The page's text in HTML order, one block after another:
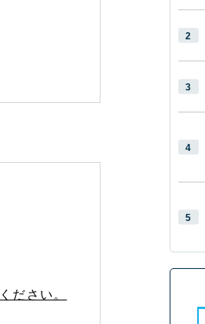
ださい。